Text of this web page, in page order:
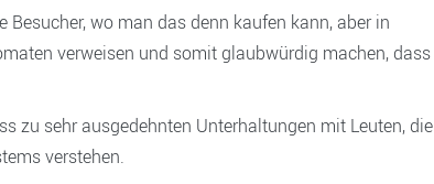
wo man das denn kaufen kann, aber in
verweisen und somit glaubwürdig machen, dass
zu sehr ausgedehnten Unterhaltungen mit Leuten, die
verstehen.